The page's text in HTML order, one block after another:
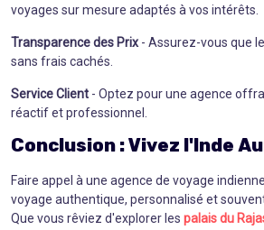
voyages sur mesure adaptés à vos intérêts.
Transparence des Prix - Assurez-vous que
sans frais cachés.
Service Client - Optez pour une agence
réactif et professionnel.
Conclusion : Vivez l'Inde
Faire appel à une agence de voyage
voyage authentique, personnalisé et
Que vous rêviez d'explorer les palais du